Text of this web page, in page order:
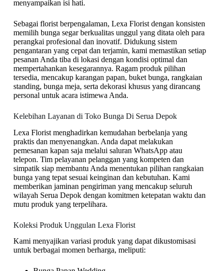
menyampaikan isi hati.
Sebagai florist berpengalaman, Lexa Florist dengan konsisten
memilih bunga segar berkualitas unggul yang ditata oleh para
perangkai profesional dan inovatif. Didukung sistem
pengantaran yang cepat dan terjamin, kami memastikan setiap
pesanan Anda tiba di lokasi dengan kondisi optimal dan
mempertahankan kesegarannya. Ragam produk pilihan
tersedia, mencakup karangan papan, buket bunga, rangkaian
standing, bunga meja, serta dekorasi khusus yang dirancang
personal untuk acara istimewa Anda.
Kelebihan Layanan di Toko Bunga Di Serua Depok
Lexa Florist menghadirkan kemudahan berbelanja yang
praktis dan menyenangkan. Anda dapat melakukan
pemesanan kapan saja melalui saluran WhatsApp atau
telepon. Tim pelayanan pelanggan yang kompeten dan
simpatik siap membantu Anda menentukan pilihan rangkaian
bunga yang tepat sesuai keinginan dan kebutuhan. Kami
memberikan jaminan pengiriman yang mencakup seluruh
wilayah Serua Depok dengan komitmen ketepatan waktu dan
mutu produk yang terpelihara.
Koleksi Produk Unggulan Lexa Florist
Kami menyajikan variasi produk yang dapat dikustomisasi
untuk berbagai momen berharga, meliputi: